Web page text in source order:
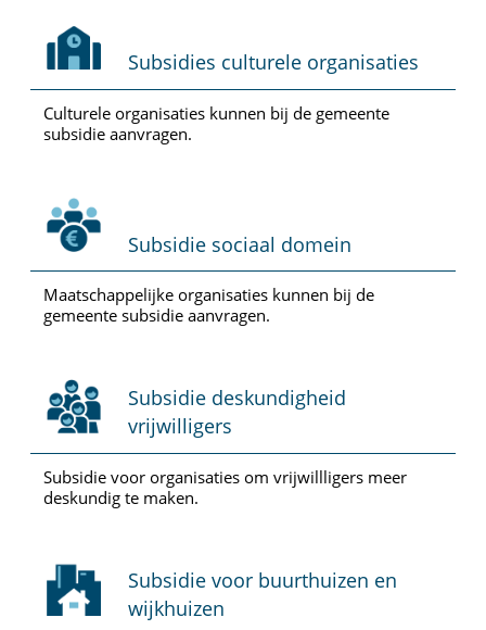
Subsidies culturele organisaties
Culturele organisaties kunnen bij de gemeente
subsidie aanvragen.
Subsidie sociaal domein
Maatschappelijke organisaties kunnen bij de
gemeente subsidie aanvragen.
Subsidie deskundigheid
vrijwilligers
Subsidie voor organisaties om vrijwillligers meer
deskundig te maken.
Subsidie voor buurthuizen en
wijkhuizen